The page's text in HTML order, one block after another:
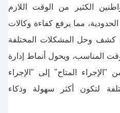
الكثير من الوقت اللازم
مما يرفع كفاءة وكالات
كشف وحل المشكلات المختلفة
المناسب، ويحول أنماط إدارة
"الإجراء المتاح" إلى "الإجراء
لتكون أكثر سهولة وذكاء